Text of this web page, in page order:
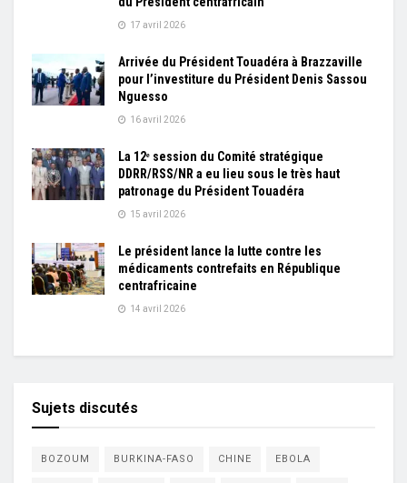
17 avril 2026
Arrivée du Président Touadéra à Brazzaville
pour l’investiture du Président Denis Sassou
Nguesso
16 avril 2026
La 12ᵉ session du Comité stratégique
DDRR/RSS/NR a eu lieu sous le très haut
patronage du Président Touadéra
15 avril 2026
Le président lance la lutte contre les
médicaments contrefaits en République
centrafricaine
14 avril 2026
Sujets discutés
BOZOUM BURKINA-FASO CHINE EBOLA